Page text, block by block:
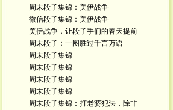
· 周末段子集锦：美伊战争
· 微信段子集锦：美伊战争
· 美伊战争，让段子手们的春天提前
· 周末段子：一图胜过千言万语
· 周末段子集锦
· 周末段子集锦
· 周末段子集锦
· 周末段子集锦
· 周末段子集锦：打老婆犯法，除非